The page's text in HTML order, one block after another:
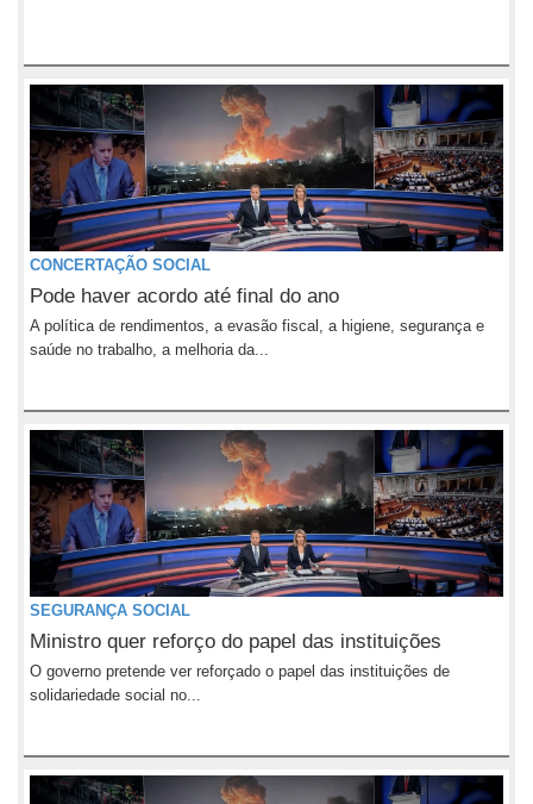
CONCERTAÇÃO SOCIAL
Pode haver acordo até final do ano
A política de rendimentos, a evasão fiscal, a higiene, segurança e
saúde no trabalho, a melhoria da...
SEGURANÇA SOCIAL
Ministro quer reforço do papel das instituições
O governo pretende ver reforçado o papel das instituições de
solidariedade social no...